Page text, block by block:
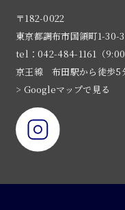
〒182-0022
東京都調布市国領町1-30-3
tel：042-484-1161（9:00
京王線 布田駅から徒歩5
> Googleマップで見る